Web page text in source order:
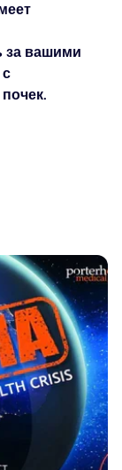
за вашими